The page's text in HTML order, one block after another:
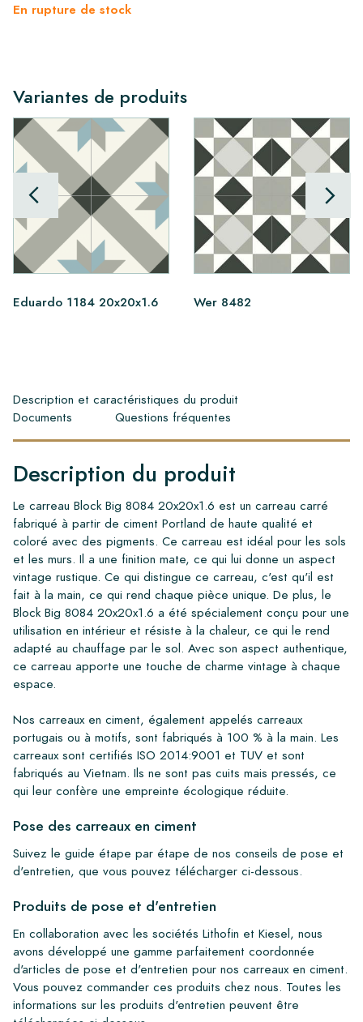
En rupture de stock
Variantes de produits
Eduardo 1184 20x20x1.6 Wer 8482
Description et caractéristiques du produit
Documents
Questions fréquentes
Description du produit
Le carreau Block Big 8084 20x20x1.6 est un carreau carré
fabriqué à partir de ciment Portland de haute qualité et
coloré avec des pigments. Ce carreau est idéal pour les sols
et les murs. Il a une finition mate, ce qui lui donne un aspect
vintage rustique. Ce qui distingue ce carreau, c'est qu'il est
fait à la main, ce qui rend chaque pièce unique. De plus, le
Block Big 8084 20x20x1.6 a été spécialement conçu pour une
utilisation en intérieur et résiste à la chaleur, ce qui le rend
adapté au chauffage par le sol. Avec son aspect authentique,
ce carreau apporte une touche de charme vintage à chaque
espace.
Nos carreaux en ciment, également appelés carreaux
portugais ou à motifs, sont fabriqués à 100 % à la main. Les
carreaux sont certifiés ISO 2014:9001 et TUV et sont
fabriqués au Vietnam. Ils ne sont pas cuits mais pressés, ce
qui leur confère une empreinte écologique réduite.
Pose des carreaux en ciment
Suivez le guide étape par étape de nos conseils de pose et
d'entretien, que vous pouvez télécharger ci-dessous.
Produits de pose et d'entretien
En collaboration avec les sociétés Lithofin et Kiesel, nous
avons développé une gamme parfaitement coordonnée
d'articles de pose et d'entretien pour nos carreaux en ciment.
Vous pouvez commander ces produits chez nous. Toutes les
informations sur les produits d'entretien peuvent être